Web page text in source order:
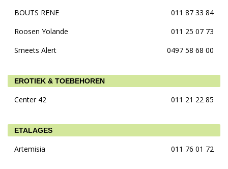
BOUTS RENE
011 87 33 84
Roosen Yolande
011 25 07 73
Smeets Alert
0497 58 68 00
EROTIEK & TOEBEHOREN
Center 42 011 21 22 85
ETALAGES
Artemisia 011 76 01 72